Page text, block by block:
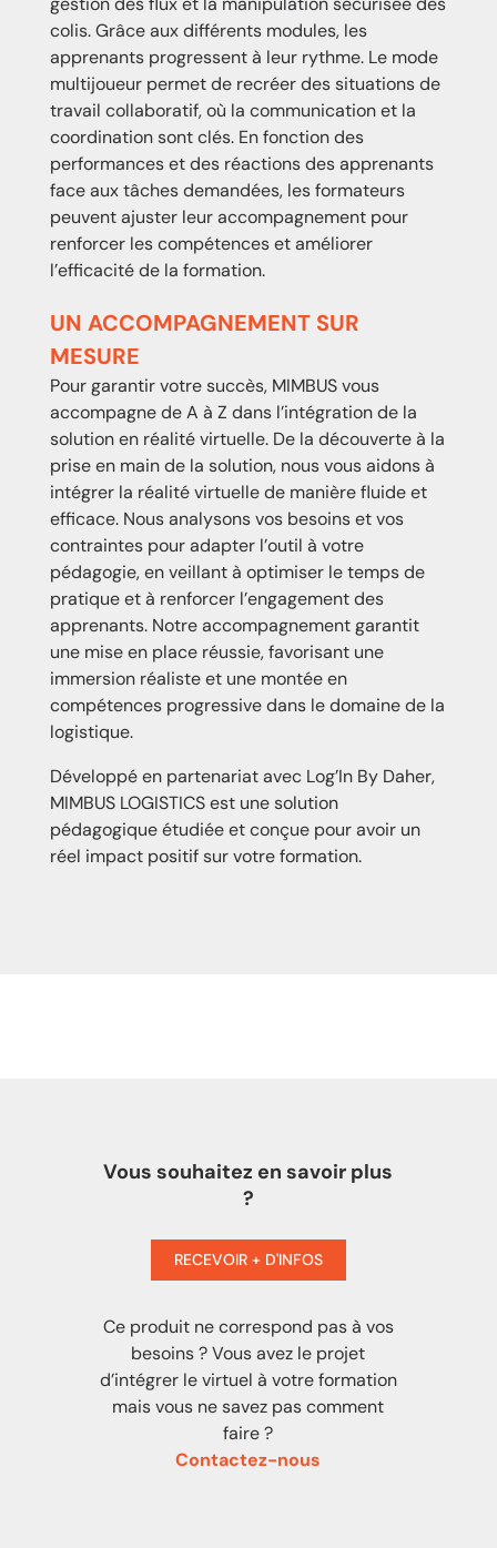
colis. Grâce aux différents modules, les
apprenants progressent à leur rythme. Le mode
multijoueur permet de recréer des situations de
travail collaboratif, où la communication et la
coordination sont clés. Enfonction des
performances et des réactions des apprenants
face aux tâches demandées, les formateurs
peuvent ajuster leur accompagnement pour
renforcer les compétences et améliorer
l’efficacité de la formation.
UN ACCOMPAGNEMENT SUR
MESURE
Pour garantir votre succès, MIMBUS vous
accompagne de A à Z dans l’intégration de la
solution en réalité virtuelle. De la découverte à la
prise en main de la solution, nous vous aidons à
intégrer la réalité virtuelle de manière fluide et
efficace. Nous analysons vos besoins et vos
contraintes pour adapter l’outil à votre
pédagogie, en veillant à optimiser le temps de
pratique et à renforcer l’engagement des
apprenants. Notre accompagnement garantit
une mise en place réussie, favorisant une
immersion réaliste et une montée en
compétences progressive dans le domaine de la
logistique.
Développé en partenariat avec Log’In By Daher,
MIMBUS LOGISTICS est une solution
pédagogique étudiée et conçue pour avoir un
réel impact positif sur votre formation.
Vous souhaitez en savoir plus
?
RECEVOIR + D'INFOS
Ce produit ne correspond pas à vos
besoins ? Vous avez le projet
d’intégrer le virtuel à votre formation
mais vous ne savez pas comment
faire ?
Contactez-nous